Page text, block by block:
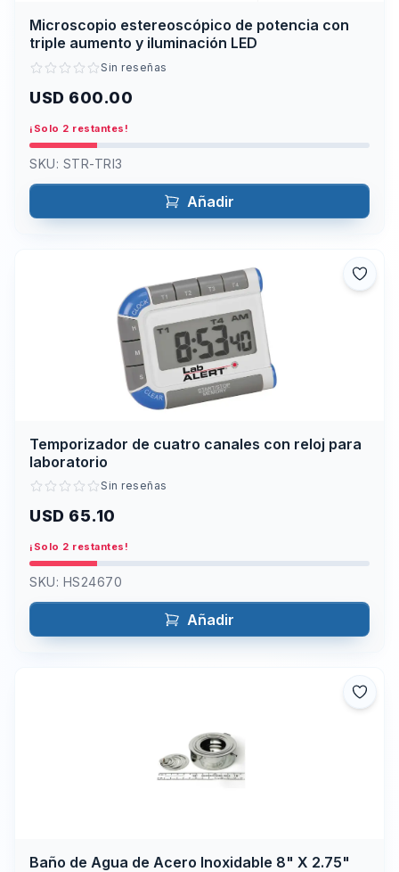
Microscopio estereoscópico de potencia con
triple aumento y iluminación LED
Sin reseñas
USD 600.00
¡Solo 2 restantes!
SKU: STR-TRI3
Añadir
Temporizador de cuatro canales con reloj para
laboratorio
Sin reseñas
USD 65.10
¡Solo 2 restantes!
SKU: HS24670
Añadir
Baño de Agua de Acero Inoxidable 8" X 2.75"